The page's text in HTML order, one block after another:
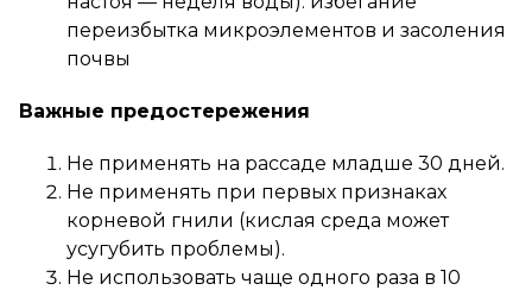
переизбытка микроэлементов и засоления
почвы
Важные предостережения
Не применять на рассаде младше 30 дней.
Не применять при первых признаках
корневой гнили (кислая среда может
усугубить проблемы).
Не использовать чаще одного раза в 10